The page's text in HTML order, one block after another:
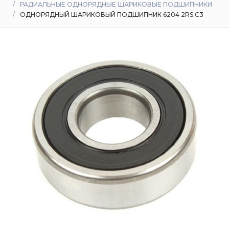
доставка
РАДИАЛЬНЫЕ ОДНОРЯДНЫЕ ШАРИКОВЫЕ ПОДШИПНИКИ
ОДНОРЯДНЫЙ ШАРИКОВЫЙ ПОДШИПНИК 6204 2RS C3